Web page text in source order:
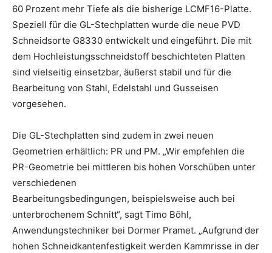
60 Prozent mehr Tiefe als die bisherige LCMF16-Platte.
Speziell für die GL-Stechplatten wurde die neue PVD
Schneidsorte G8330 entwickelt und eingeführt. Die mit
dem Hochleistungsschneidstoff beschichteten Platten
sind vielseitig einsetzbar, äußerst stabil und für die
Bearbeitung von Stahl, Edelstahl und Gusseisen
vorgesehen.
Die GL-Stechplatten sind zudem in zwei neuen
Geometrien erhältlich: PR und PM. „Wir empfehlen die
PR-Geometrie bei mittleren bis hohen Vorschüben unter
verschiedenen
Bearbeitungsbedingungen, beispielsweise auch bei
unterbrochenem Schnitt“, sagt Timo Böhl,
Anwendungstechniker bei Dormer Pramet. „Aufgrund der
hohen Schneidkantenfestigkeit werden Kammrisse in der